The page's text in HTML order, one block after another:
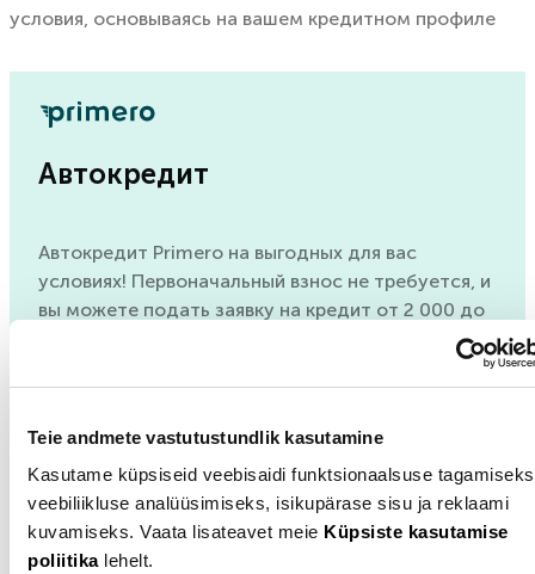
Teie andmete vastutustundlik kasutamine
Kasutame küpsiseid veebisaidi funktsionaalsuse
veebiliikluse analüüsimiseks, isikupärase sisu ja reklaami
kuvamiseks. Vaata lisateavet meie Küpsiste kasutamise
poliitikalehelt.
условия, основываясь на вашем кредитном профиле
Автокредит
Автокредит Primero на выгодных для вас
условиях! Первоначальный взнос не требуется, и
вы можете подать заявку на кредит от 2 000 до
25 000 евро со сроком платежа от 6 месяцев до
Узнать больше